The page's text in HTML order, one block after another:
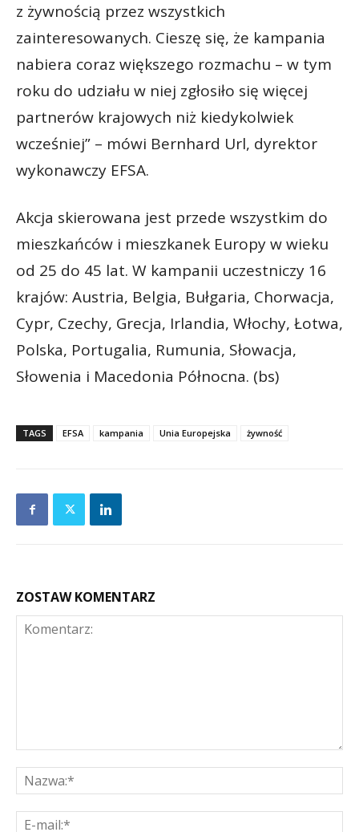
z żywnością przez wszystkich
zainteresowanych. Cieszę się, że kampania
nabiera coraz większego rozmachu – w tym
roku do udziału w niej zgłosiło się więcej
partnerów krajowych niż kiedykolwiek
wcześniej” – mówi Bernhard Url, dyrektor
wykonawczy EFSA.
Akcja skierowana jest przede wszystkim do
mieszkańców i mieszkanek Europy w wieku
od 25 do 45 lat. W kampanii uczestniczy 16
krajów: Austria, Belgia, Bułgaria, Chorwacja,
Cypr, Czechy, Grecja, Irlandia, Włochy, Łotwa,
Polska, Portugalia, Rumunia, Słowacja,
Słowenia i Macedonia Północna. (bs)
TAGS EFSA kampania Unia Europejska żywność
ZOSTAW KOMENTARZ